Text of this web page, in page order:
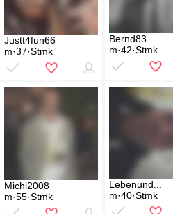
Justt4fun66
m·37·Stmk
Bernd83
m·42·Stmk
Michi2008
m·55·Stmk
Lebenund...
m·40·Stmk